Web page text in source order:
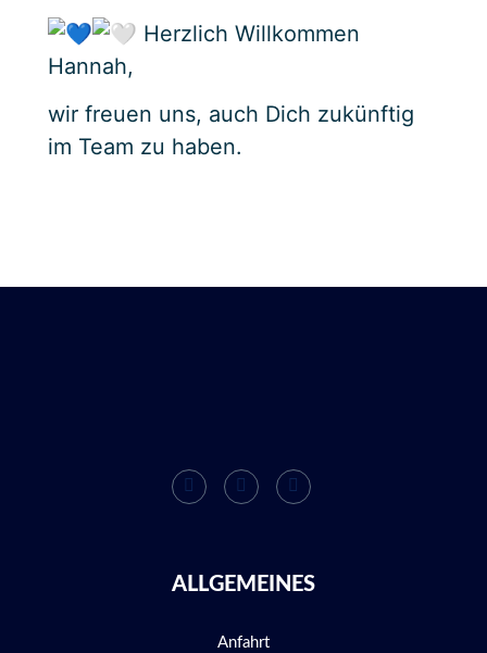
Herzlich Willkommen
Hannah,
wir freuen uns, auch Dich zukünftig
im Team zu haben.
ALLGEMEINES
Anfahrt